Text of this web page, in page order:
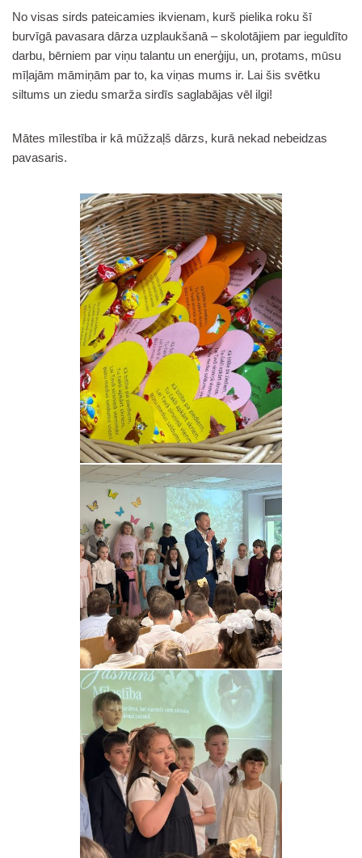
No visas sirds pateicamies ikvienam, kurš pielika roku šī
burvīgā pavasara dārza uzplaukšanā – skolotājiem par ieguldīto
darbu, bērniem par viņu talantu un enerģiju, un, protams, mūsu
mīļajām māmiņām par to, ka viņas mums ir. Lai šis svētku
siltums un ziedu smarža sirdīs saglabājas vēl ilgi!
Mātes mīlestība ir kā mūžzaļš dārzs, kurā nekad nebeidzas
pavasaris.